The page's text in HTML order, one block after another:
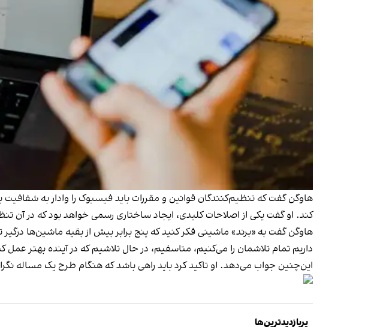
هاوگن گفت که تنظیم‌کنندگان قوانین و مقررات باید فیسبوک را وادار به
کند. او گفت یکی از اصلاحات کلیدی، ایجاد ساختاری رسمی خواهد بود که در آن
هاوگن گفت به «برند» ماشینی فکر کنید که پنج برابر بیش از بقیه ماشین‌ها
داریم تمام تلاشمان را می‌کنیم، متاسفیم، در حال تلاشیم که در آینده بهتر
این‌چنین جواب می‌دهد. او تاکید کرد باید راهی باشد که هنگام طرح یک مساله
پربازدیدترین‌ها